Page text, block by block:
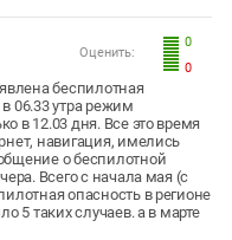
0
0
Оценить:
беспилотная
06.33 утра режим
в 12.03 дня. Все это время
навигация, имелись
о беспилотной
Всего с начала мая (с
опасность в регионе
5 таких случаев. а в марте